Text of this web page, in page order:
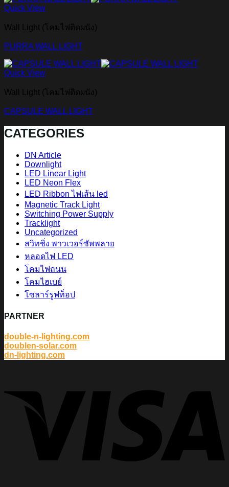
Quick View
Wall Light (โคมไฟติดผนัง)
PURRA WALL LIGHT
Quick View
Wall Light (โคมไฟติดผนัง)
CAPSULE WALL LIGHT
CATEGORIES
DN Article
Downlight
LED Linear Light
LED Neon Flex
LED Ribbon ไฟเส้น led
Magnetic Track Light
Switching Power Supply
Tracklight
Uncategorized
สวิทชิ่ง พาวเวอร์ซัพพลาย
หลอดไฟ LED
โคมไฟถนน
โคมไฮเบย์
โซลาร์รูฟท็อป
PARTNER
double-n-lighting.com
doublen-solar.com
dn-lighting.com